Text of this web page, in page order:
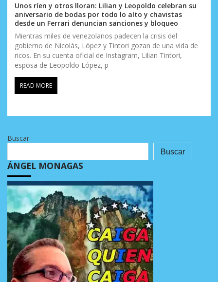
Unos ríen y otros lloran: Lilian y Leopoldo celebran su
aniversario de bodas por todo lo alto y chavistas
desde un Ferrari denuncian sanciones y bloqueo
Mientras miles de venezolanos padecen la crisis del
gobierno de Nicolás, López y Tintori gozan de una vida de
ricos. En su cuenta oficial de Instagram, Lilian Tintori,
esposa de Leopoldo López, p
READ MORE
Buscar
Buscar
ÁNGEL MONAGAS